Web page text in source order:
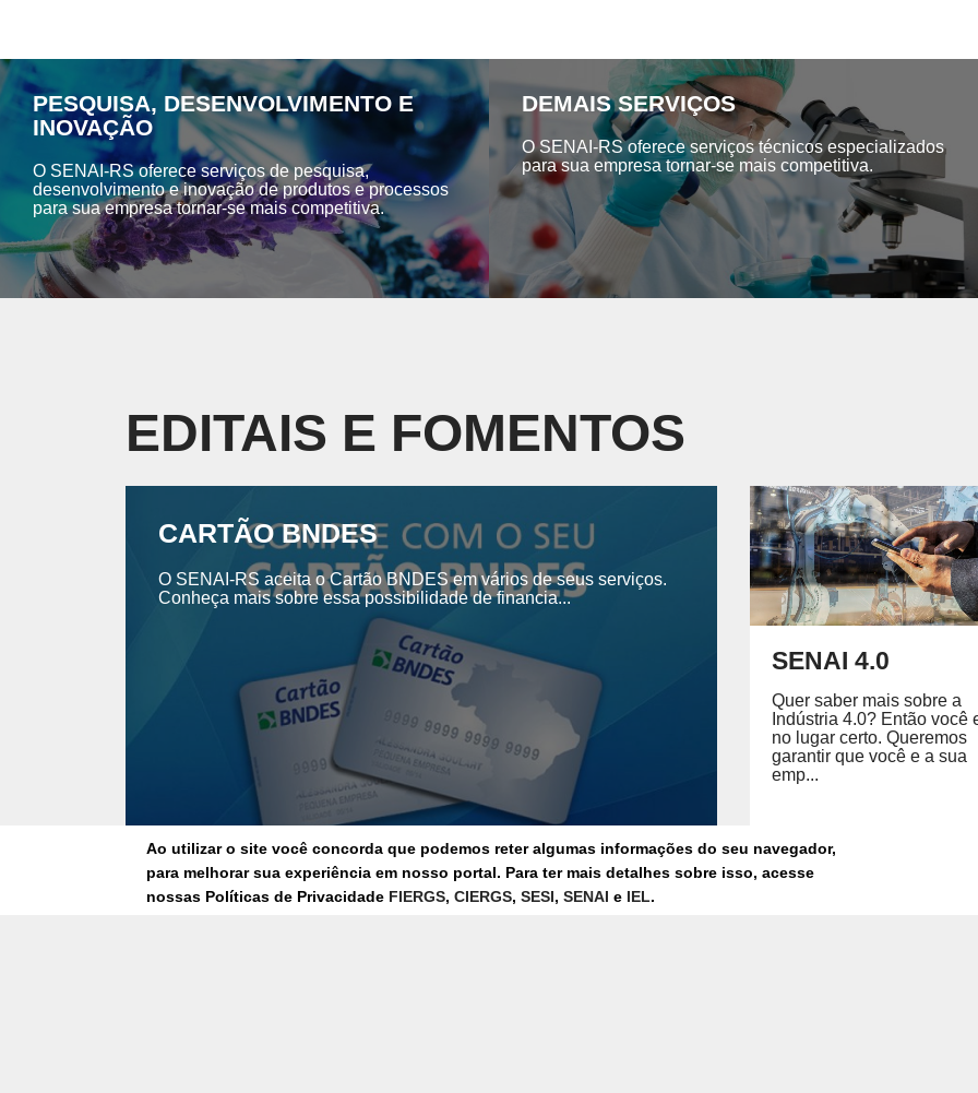
Ao utilizar o site você concorda que podemos reter algumas informações do seu navegador,
para melhorar sua experiência em nosso portal. Para ter mais detalhes sobre isso, acesse
nossas Políticas de Privacidade FIERGS,CIERGS,SESI,SENAIe IEL.
PESQUISA, DESENVOLVIMENTO E
INOVAÇÃO
O SENAI-RS oferece serviços de pesquisa,
desenvolvimento e inovação de produtos e processos
para sua empresa tornar-se mais competitiva.
DEMAIS SERVIÇOS
O SENAI-RS oferece serviços técnicos especializados
para sua empresa tornar-se mais competitiva.
EDITAIS E FOMENTOS
CARTÃO BNDES
O SENAI-RS aceita o Cartão BNDES em vários de seus serviços.
Conheça mais sobre essa possibilidade de financia...
SENAI 4.0
Quer saber mais sobre a
Indústria 4.0? Então você
no lugar certo. ​Queremos
garantir que você e a sua
emp...